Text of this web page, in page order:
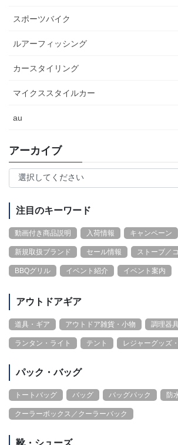
スポーツバイク
ルアーフィッシング
カースタイリング
マイクススタイルカー
au
アーカイブ
注目のキーワード
動画付き商品説明 入荷情報 キャンペーン
新規取扱ブランド セール情報 ストーブ／
BBQグリル イベント紹介 イベント案内
アウトドアギア
道具・ギア アウトドア雑貨・小物 調理器具
ランタン・ライト テント レジャーグッズ
パック・バッグ
トートバッグ バッグ バッグパック 防
クーラーボックス／クーラーバック